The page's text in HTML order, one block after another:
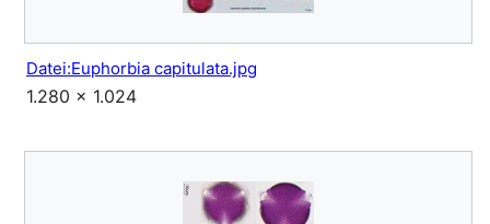
Datei:Euphorbia capitulata.jpg
1.280 × 1.024